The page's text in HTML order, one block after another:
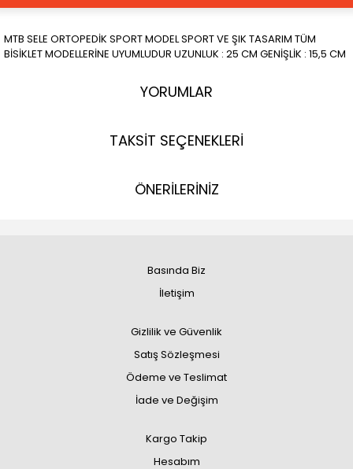
MTB SELE ORTOPEDİK SPORT MODEL SPORT VE ŞIK TASARIM TÜM
BİSİKLET MODELLERİNE UYUMLUDUR UZUNLUK : 25 CM GENİŞLİK : 15,5 CM
YORUMLAR
TAKSİT SEÇENEKLERİ
ÖNERİLERİNİZ
Basında Biz
İletişim
Gizlilik ve Güvenlik
Satış Sözleşmesi
Ödeme ve Teslimat
İade ve Değişim
Kargo Takip
Hesabım